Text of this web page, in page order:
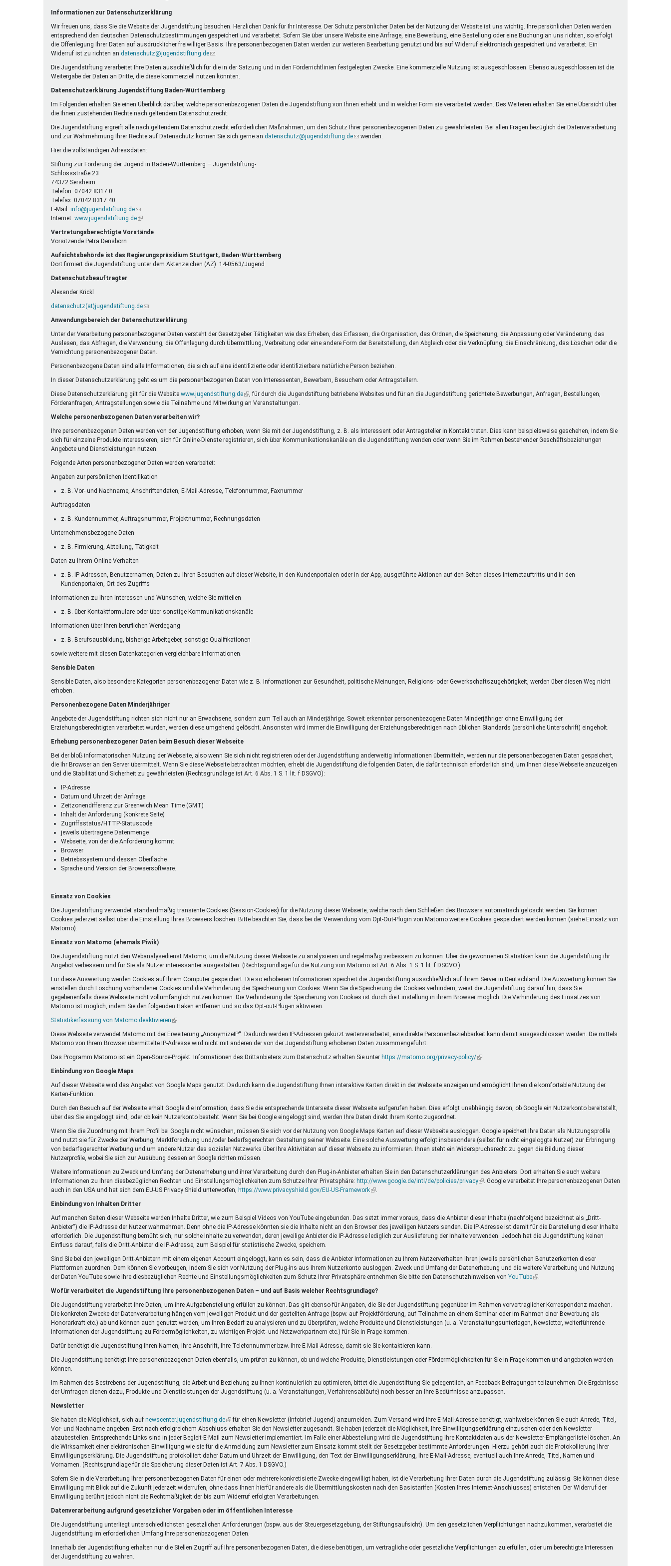
Ferienfreizeiten
Sprung ins Ausland
Umweltmentoren
Mitmachen Ehrensache
Jugendstiftung BW
SMV im Kultusportal
Qualipass
Jugendarbeitsnetz
Jugendgemeinderäte
Informationen zur Datenschutzerklärung
Wir freuen uns, dass Sie die Website der Jugendstiftung besuchen. Herzlichen Dank für Ihr Interesse. Der Schutz persönlicher Daten bei der Nutzung der Website ist uns wichtig. Ihre persönlichen Daten werden
entsprechend den deutschen Datenschutzbestimmungen gespeichert und verarbeitet. Sofern Sie über unsere Website eine Anfrage, eine Bewerbung, eine Bestellung oder eine Buchung an uns richten, so erfolgt
die Offenlegung Ihrer Daten auf ausdrücklicher freiwilliger Basis. Ihre personenbezogenen Daten werden zur weiteren Bearbeitung genutzt und bis auf Widerruf elektronisch gespeichert und verarbeitet. Ein
Widerruf ist zu richten an datenschutz@jugendstiftung.de(Link
E-
Mail)
.
Die Jugendstiftung verarbeitet Ihre Daten ausschließlich für die in der Satzung und in den Förderrichtlinien festgelegten Zwecke. Eine kommerzielle Nutzung ist ausgeschlossen. Ebenso ausgeschlossen ist die
Weitergabe der Daten an Dritte, die diese kommerziell nutzen könnten.
Datenschutzerklärung Jugendstiftung Baden-Württemberg
Im Folgenden erhalten Sie einen Überblick darüber, welche personenbezogenen Daten die Jugendstiftung von Ihnen erhebt und in welcher Form sie verarbeitet werden. Des Weiteren erhalten Sie eine Übersicht über
die Ihnen zustehenden Rechte nach geltendem Datenschutzrecht.
Die Jugendstiftung ergreift alle nach geltendem Datenschutzrecht erforderlichen Maßnahmen, um den Schutz Ihrer personenbezogenen Daten zu gewährleisten. Bei allen Fragen bezüglich der Datenverarbeitung
und zur Wahrnehmung Ihrer Rechte auf Datenschutz können Sie sich gerne an datenschutz@jugendstiftung.de(Linkwenden.
Hier die vollständigen Adressdaten:
Stiftung zur Förderung der Jugend in Baden-Württemberg – Jugendstiftung-
Schlossstraße 23
74372 Sersheim
Telefon: 07042 8317 0
Telefax: 07042 8317 40
E-Mail: info@jugendstiftung.de(Link
sendet
Mail)
Internet: www.jugendstiftung.de(Link
extern)
Vertretungsberechtigte Vorstände
Vorsitzende Petra Densborn
Aufsichtsbehörde ist das Regierungspräsidium Stuttgart, Baden-Württemberg
Dort firmiert die Jugendstiftung unter dem Aktenzeichen (AZ): 14-0563/Jugend
Datenschutzbeauftragter
Alexander Krickl
datenschutz(at)jugendstiftung.de(Link
E-
Mail)
Anwendungsbereich der Datenschutzerklärung
Unter der Verarbeitung personenbezogener Daten versteht der Gesetzgeber Tätigkeiten wie das Erheben, das Erfassen, die Organisation, das Ordnen, die Speicherung, die Anpassung oder Veränderung, das
Auslesen, das Abfragen, die Verwendung, die Offenlegung durch Übermittlung, Verbreitung oder eine andere Form der Bereitstellung, den Abgleich oder die Verknüpfung, die Einschränkung, das Löschen oder die
Vernichtung personenbezogener Daten.
Personenbezogene Daten sind alle Informationen, die sich auf eine identifizierte oder identifizierbare natürliche Person beziehen.
In dieser Datenschutzerklärung geht es um die personenbezogenen Daten von Interessenten, Bewerbern, Besuchern oder Antragstellern.
Diese Datenschutzerklärung gilt für die Website www.jugendstiftung.de(Link
ist
, für durch die Jugendstiftung betriebene Websites und für an die Jugendstiftung gerichtete Bewerbungen, Anfragen, Bestellungen,
Förderanfragen, Antragstellungen sowie die Teilnahme und Mitwirkung an Veranstaltungen.
Welche personenbezogenen Daten verarbeiten wir?
Ihre personenbezogenen Daten werden von der Jugendstiftung erhoben, wenn Sie mit der Jugendstiftung, z. B. als Interessent oder Antragsteller in Kontakt treten. Dies kann beispielsweise geschehen, indem Sie
sich für einzelne Produkte interessieren, sich für Online-Dienste registrieren, sich über Kommunikationskanäle an die Jugendstiftung wenden oder wenn Sie im Rahmen bestehender Geschäftsbeziehungen
Angebote und Dienstleistungen nutzen.
Folgende Arten personenbezogener Daten werden verarbeitet:
Angaben zur persönlichen Identifikation
z. B. Vor- und Nachname, Anschriftendaten, E-Mail-Adresse, Telefonnummer, Faxnummer
Auftragsdaten
z. B. Kundennummer, Auftragsnummer, Projektnummer, Rechnungsdaten
Unternehmensbezogene Daten
z. B. Firmierung, Abteilung, Tätigkeit
Daten zu Ihrem Online-Verhalten
z. B. IP-Adressen, Benutzernamen, Daten zu Ihren Besuchen auf dieser Website, in den Kundenportalen oder in der App, ausgeführte Aktionen auf den Seiten dieses Internetauftritts und in den
Kundenportalen, Ort des Zugriffs
Informationen zu Ihren Interessen und Wünschen, welche Sie mitteilen
z. B. über Kontaktformulare oder über sonstige Kommunikationskanäle
Informationen über Ihren beruflichen Werdegang
z. B. Berufsausbildung, bisherige Arbeitgeber, sonstige Qualifikationen
sowie weitere mit diesen Datenkategorien vergleichbare Informationen.
Sensible Daten
Sensible Daten, also besondere Kategorien personenbezogener Daten wie z. B. Informationen zur Gesundheit, politische Meinungen, Religions- oder Gewerkschaftszugehörigkeit, werden über diesen Weg nicht
erhoben.
Personenbezogene Daten Minderjähriger
Angebote der Jugendstiftung richten sich nicht nur an Erwachsene, sondern zum Teil auch an Minderjährige. Soweit erkennbar personenbezogene Daten Minderjähriger ohne Einwilligung der
Erziehungsberechtigten verarbeitet wurden, werden diese umgehend gelöscht. Ansonsten wird immer die Einwilligung der Erziehungsberechtigen nach üblichen Standards (persönliche Unterschrift) eingeholt.
Erhebung personenbezogener Daten beim Besuch dieser Webseite
Bei der bloß informatorischen Nutzung der Webseite, also wenn Sie sich nicht registrieren oder der Jugendstiftung anderweitig Informationen übermitteln, werden nur die personenbezogenen Daten gespeichert,
die Ihr Browser an den Server übermittelt. Wenn Sie diese Webseite betrachten möchten, erhebt die Jugendstiftung die folgenden Daten, die dafür technisch erforderlich sind, um Ihnen diese Webseite anzuzeigen
und die Stabilität und Sicherheit zu gewährleisten (Rechtsgrundlage ist Art. 6 Abs. 1 S. 1 lit. f DSGVO):
IP-Adresse
Datum und Uhrzeit der Anfrage
Zeitzonendifferenz zur Greenwich Mean Time (GMT)
Inhalt der Anforderung (konkrete Seite)
Zugriffsstatus/HTTP-Statuscode
jeweils übertragene Datenmenge
Webseite, von der die Anforderung kommt
Browser
Betriebssystem und dessen Oberfläche
Sprache und Version der Browsersoftware.
Einsatz von Cookies
Die Jugendstiftung verwendet standardmäßig transiente Cookies (Session-Cookies) für die Nutzung dieser Webseite, welche nach dem Schließen des Browsers automatisch gelöscht werden. Sie können
Cookies jederzeit selbst über die Einstellung Ihres Browsers löschen. Bitte beachten Sie, dass bei der Verwendung vom Opt-Out-Plugin von Matomo weitere Cookies gespeichert werden können (siehe Einsatz von
Matomo).
Einsatz von Matomo (ehemals Piwik)
Die Jugendstiftung nutzt den Webanalysedienst Matomo, um die Nutzung dieser Webseite zu analysieren und regelmäßig verbessern zu können. Über die gewonnenen Statistiken kann die Jugendstiftung ihr
Angebot verbessern und für Sie als Nutzer interessanter ausgestalten. (Rechtsgrundlage für die Nutzung von Matomo ist Art. 6 Abs. 1 S. 1 lit. f DSGVO.)
Für diese Auswertung werden Cookies auf Ihrem Computer gespeichert. Die so erhobenen Informationen speichert die Jugendstiftung ausschließlich auf ihrem Server in Deutschland. Die Auswertung können Sie
einstellen durch Löschung vorhandener Cookies und die Verhinderung der Speicherung von Cookies. Wenn Sie die Speicherung der Cookies verhindern, weist die Jugendstiftung darauf hin, dass Sie
gegebenenfalls diese Webseite nicht vollumfänglich nutzen können. Die Verhinderung der Speicherung von Cookies ist durch die Einstellung in ihrem Browser möglich. Die Verhinderung des Einsatzes von
Matomo ist möglich, indem Sie den folgenden Haken entfernen und so das Opt-out-Plug-in aktivieren:
Statistikerfassung von Matomo deaktivieren (Link
extern)
Diese Webseite verwendet Matomo mit der Erweiterung „AnonymizeIP“. Dadurch werden IP-Adressen gekürzt weiterverarbeitet, eine direkte Personenbeziehbarkeit kann damit ausgeschlossen werden. Die mittels
Matomo von Ihrem Browser übermittelte IP-Adresse wird nicht mit anderen der von der Jugendstiftung erhobenen Daten zusammengeführt.
Das Programm Matomo ist ein Open-Source-Projekt. Informationen des Drittanbieters zum Datenschutz erhalten Sie unter https://matomo.org/privacy-policy/(Link
.
Einbindung von Google Maps
Auf dieser Webseite wird das Angebot von Google Maps genutzt. Dadurch kann die Jugendstiftung Ihnen interaktive Karten direkt in der Webseite anzeigen und ermöglicht Ihnen die komfortable Nutzung der
Karten-Funktion.
Durch den Besuch auf der Webseite erhält Google die Information, dass Sie die entsprechende Unterseite dieser Webseite aufgerufen haben. Dies erfolgt unabhängig davon, ob Google ein Nutzerkonto bereitstellt,
über das Sie eingeloggt sind, oder ob kein Nutzerkonto besteht. Wenn Sie bei Google eingeloggt sind, werden Ihre Daten direkt Ihrem Konto zugeordnet.
Wenn Sie die Zuordnung mit Ihrem Profil bei Google nicht wünschen, müssen Sie sich vor der Nutzung von Google Maps Karten auf dieser Webseite ausloggen. Google speichert Ihre Daten als Nutzungsprofile
und nutzt sie für Zwecke der Werbung, Marktforschung und/oder bedarfsgerechten Gestaltung seiner Webseite. Eine solche Auswertung erfolgt insbesondere (selbst für nicht eingeloggte Nutzer) zur Erbringung
von bedarfsgerechter Werbung und um andere Nutzer des sozialen Netzwerks über Ihre Aktivitäten auf dieser Webseite zu informieren. Ihnen steht ein Widerspruchsrecht zu gegen die Bildung dieser
Nutzerprofile, wobei Sie sich zur Ausübung dessen an Google richten müssen.
Weitere Informationen zu Zweck und Umfang der Datenerhebung und ihrer Verarbeitung durch den Plug-in-Anbieter erhalten Sie in den Datenschutzerklärungen des Anbieters. Dort erhalten Sie auch weitere
Informationen zu Ihren diesbezüglichen Rechten und Einstellungsmöglichkeiten zum Schutze Ihrer Privatsphäre: http://www.google.de/intl/de/policies/privacy(Link. Google verarbeitet Ihre personenbezogenen Daten
auch in den USA und hat sich dem EU-US Privacy Shield unterworfen, https://www.privacyshield.gov/EU-US-Framework(Link
.
Einbindung von Inhalten Dritter
Auf manchen Seiten dieser Webseite werden Inhalte Dritter, wie zum Beispiel Videos von YouTube eingebunden. Das setzt immer voraus, dass die Anbieter dieser Inhalte (nachfolgend bezeichnet als „Dritt-
Anbieter“) die IP-Adresse der Nutzer wahrnehmen. Denn ohne die IP-Adresse könnten sie die Inhalte nicht an den Browser des jeweiligen Nutzers senden. Die IP-Adresse ist damit für die Darstellung dieser Inhalte
erforderlich. Die Jugendstiftung bemüht sich, nur solche Inhalte zu verwenden, deren jeweilige Anbieter die IP-Adresse lediglich zur Auslieferung der Inhalte verwenden. Jedoch hat die Jugendstiftung keinen
Einfluss darauf, falls die Dritt-Anbieter die IP-Adresse, zum Beispiel für statistische Zwecke, speichern.
Sind Sie bei den jeweiligen Dritt-Anbietern mit einem eigenen Account eingeloggt, kann es sein, dass die Anbieter Informationen zu Ihrem Nutzerverhalten Ihren jeweils persönlichen Benutzerkonten dieser
Plattformen zuordnen. Dem können Sie vorbeugen, indem Sie sich vor Nutzung der Plug-ins aus Ihrem Nutzerkonto ausloggen. Zweck und Umfang der Datenerhebung und die weitere Verarbeitung und Nutzung
der Daten YouTube sowie Ihre diesbezüglichen Rechte und Einstellungsmöglichkeiten zum Schutz Ihrer Privatsphäre entnehmen Sie bitte den Datenschutzhinweisen von YouTube(Link
.
Wofür verarbeitet die Jugendstiftung Ihre personenbezogenen Daten – und auf Basis welcher Rechtsgrundlage?
Die Jugendstiftung verarbeitet Ihre Daten, um ihre Aufgabenstellung erfüllen zu können. Das gilt ebenso für Angaben, die Sie der Jugendstiftung gegenüber im Rahmen vorvertraglicher Korrespondenz machen.
Die konkreten Zwecke der Datenverarbeitung hängen vom jeweiligen Produkt und der gestellten Anfrage (bspw. auf Projektförderung, auf Teilnahme an einem Seminar oder im Rahmen einer Bewerbung als
Honorarkraft etc.) ab und können auch genutzt werden, um Ihren Bedarf zu analysieren und zu überprüfen, welche Produkte und Dienstleistungen (u. a. Veranstaltungsunterlagen, Newsletter, weiterführende
Informationen der Jugendstiftung zu Fördermöglichkeiten, zu wichtigen Projekt- und Netzwerkpartnern etc.) für Sie in Frage kommen.
Dafür benötigt die Jugendstiftung Ihren Namen, Ihre Anschrift, Ihre Telefonnummer bzw. Ihre E-Mail-Adresse, damit sie Sie kontaktieren kann.
Die Jugendstiftung benötigt Ihre personenbezogenen Daten ebenfalls, um prüfen zu können, ob und welche Produkte, Dienstleistungen oder Fördermöglichkeiten für Sie in Frage kommen und angeboten werden
können.
Im Rahmen des Bestrebens der Jugendstiftung, die Arbeit und Beziehung zu Ihnen kontinuierlich zu optimieren, bittet die Jugendstiftung Sie gelegentlich, an Feedback-Befragungen teilzunehmen. Die Ergebnisse
der Umfragen dienen dazu, Produkte und Dienstleistungen der Jugendstiftung (u. a. Veranstaltungen, Verfahrensabläufe) noch besser an Ihre Bedürfnisse anzupassen.
Newsletter
Sie haben die Möglichkeit, sich auf newscenter.jugendstiftung.de(Link
ist
extern)
für einen Newsletter (Infobrief Jugend) anzumelden. Zum Versand wird Ihre E-Mail-Adresse benötigt, wahlweise können Sie auch Anrede, Titel,
Vor- und Nachname angeben. Erst nach erfolgreichem Abschluss erhalten Sie den Newsletter zugesandt. Sie haben jederzeit die Möglichkeit, Ihre Einwilligungserklärung einzusehen oder den Newsletter
abzubestellen. Entsprechende Links sind in jeder Begleit-E-Mail zum Newsletter implementiert. Im Falle einer Abbestellung wird die Jugendstiftung Ihre Kontaktdaten aus der Newsletter-Empfängerliste löschen. An
die Wirksamkeit einer elektronischen Einwilligung wie sie für die Anmeldung zum Newsletter zum Einsatz kommt stellt der Gesetzgeber bestimmte Anforderungen. Hierzu gehört auch die Protokollierung Ihrer
Einwilligungserklärung. Die Jugendstiftung protokolliert daher Datum und Uhrzeit der Einwilligung, den Text der Einwilligungserklärung, Ihre E-Mail-Adresse, eventuell auch Ihre Anrede, Titel, Namen und
Vornamen. (Rechtsgrundlage für die Speicherung dieser Daten ist Art. 7 Abs. 1 DSGVO.)
Sofern Sie in die Verarbeitung Ihrer personenbezogenen Daten für einen oder mehrere konkretisierte Zwecke eingewilligt haben, ist die Verarbeitung Ihrer Daten durch die Jugendstiftung zulässig. Sie können diese
Einwilligung mit Blick auf die Zukunft jederzeit widerrufen, ohne dass Ihnen hierfür andere als die Übermittlungskosten nach den Basistarifen (Kosten Ihres Internet-Anschlusses) entstehen. Der Widerruf der
Einwilligung berührt jedoch nicht die Rechtmäßigkeit der bis zum Widerruf erfolgten Verarbeitungen.
Datenverarbeitung aufgrund gesetzlicher Vorgaben oder im öffentlichen Interesse
Die Jugendstiftung unterliegt unterschiedlichsten gesetzlichen Anforderungen (bspw. aus der Steuergesetzgebung, der Stiftungsaufsicht). Um den gesetzlichen Verpflichtungen nachzukommen, verarbeitet die
Jugendstiftung im erforderlichen Umfang Ihre personenbezogenen Daten.
Innerhalb der Jugendstiftung erhalten nur die Stellen Zugriff auf Ihre personenbezogenen Daten, die diese benötigen, um vertragliche oder gesetzliche Verpflichtungen zu erfüllen, oder um berechtigte Interessen
der Jugendstiftung zu wahren.